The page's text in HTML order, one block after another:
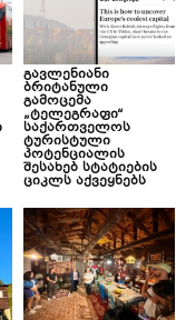
გავლენიანი
ბრიტანული
გამოცემა
„ტელეგრაფი“
საქართველოს
ტურისტული
პოტენციალის
შესახებ სტატიების
ციკლს აქვეყნებს